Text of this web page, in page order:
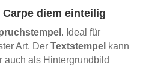
diem einteilig
. Ideal für
Art. Der Textstempel kann
auch als Hintergrundbild